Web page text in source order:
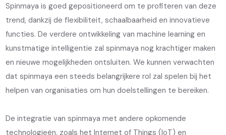
Spinmaya is goed gepositioneerd om te profiteren van deze
trend, dankzij de flexibiliteit, schaalbaarheid en innovatieve
functies. De verdere ontwikkeling van machine learning en
kunstmatige intelligentie zal spinmaya nog krachtiger maken
en nieuwe mogelijkheden ontsluiten. We kunnen verwachten
dat spinmaya een steeds belangrijkere rol zal spelen bij het
helpen van organisaties om hun doelstellingen te bereiken.
De integratie van spinmaya met andere opkomende
technologieën, zoals het Internet of Things (IoT) en